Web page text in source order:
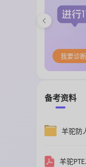
我要诊断
羊驼防
羊驼
备考资料